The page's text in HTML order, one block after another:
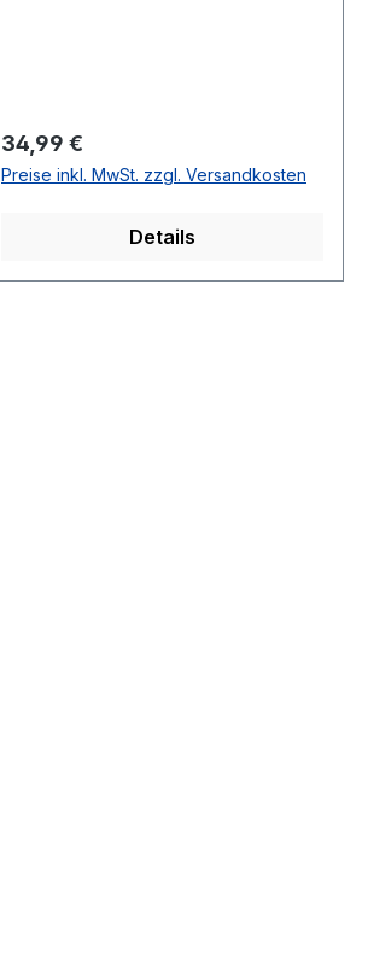
Regulärer Preis:
34,99 €
Preise inkl. MwSt. zzgl. Versandkosten
Details